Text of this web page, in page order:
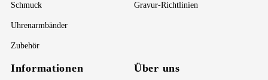
Schmuck
Uhrenarmbänder
Zubehör
Gravur-Richtlinien
Informationen Über uns